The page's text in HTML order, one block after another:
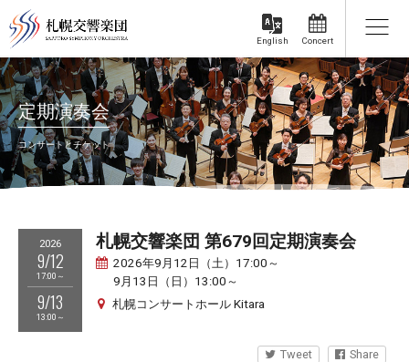
Concert
English
定期演奏会
コンサートとチケット
2026
9/12
17:00～
9/13
13:00～
札幌交響楽団 第679回定期演奏会
2026年9月12日（土）17:00～
9月13日（日）13:00～
札幌コンサートホール Kitara
Tweet Share